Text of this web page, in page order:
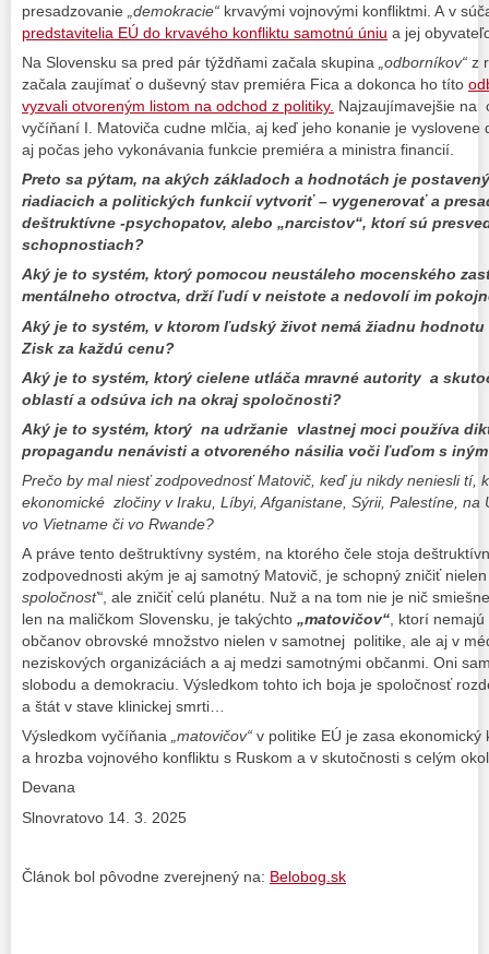
presadzovanie
„demokracie“ krvavými vojnovými konfliktmi. A v
predstavitelia EÚ do krvavého konfliktu samotnú úniu a jej
Na Slovensku sa pred pár týždňami začala skupina
„odborníkov“ z
začala zaujímať o duševný stav premiéra Fica a dokonca ho títo
vyzvali otvoreným listom na odchod z politiky. Najzaujímavejšie na
vyčíňaní I. Matoviča cudne mlčia, aj keď jeho konanie je vyslovene
aj počas jeho vykonávania funkcie premiéra a ministra financií.
Preto sa pýtam, na akých základoch a hodnotách je
riadiacich a politických funkcií vytvoriť – vygenerovať a
deštruktívne -psychopatov, alebo „narcistov“, ktorí sú
schopnostiach?
Aký je to systém, ktorý pomocou neustáleho mocenského
mentálneho otroctva, drží ľudí v neistote a nedovolí im
Aký je to systém, v ktorom ľudský život nemá žiadnu
Zisk za každú cenu?
Aký je to systém, ktorý cielene utláča mravné autority a
oblastí a odsúva ich na okraj spoločnosti?
Aký je to systém, ktorý na udržanie vlastnej moci používa
propagandu nenávisti a otvoreného násilia voči ľuďom s
Prečo by mal niesť zodpovednosť Matovič, keď ju nikdy neniesli tí,
ekonomické zločiny v Iraku, Líbyi, Afganistane, Sýrii, Palestíne,
vo Vietname či vo Rwande?
A práve tento deštruktívny systém, na ktorého čele stoja
zodpovednosti akým je aj samotný Matovič, je schopný zničiť
spoločnosť“ , ale zničiť celú planétu. Nuž a na tom nie je nič
len na maličkom Slovensku, je takýchto „matovičov“ , ktorí
občanov obrovské množstvo nielen v samotnej politike, ale aj v
neziskových organizáciách a aj medzi samotnými občanmi. Oni
slobodu a demokraciu. Výsledkom tohto ich boja je spoločnosť
a štát v stave klinickej smrti…
Výsledkom vyčíňania „matovičov“ v politike EÚ je zasa ekonomický
a hrozba vojnového konfliktu s Ruskom a v skutočnosti s celým
Devana
Slnovratovo 14. 3. 2025
Článok bol pôvodne zverejnený na: Belobog.sk